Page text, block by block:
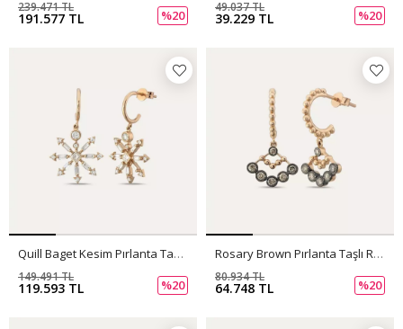
191.577 TL
239.471 TL
%20 39.229 TL
49.037 TL
%20
Quill Baget Kesim Pırlanta Taşlı Rose Altın Küpe
119.593 TL
149.491 TL
%20
Rosary Brown Pırlanta Taşlı Rose Altın Küpe
64.748 TL
80.934 TL
%20